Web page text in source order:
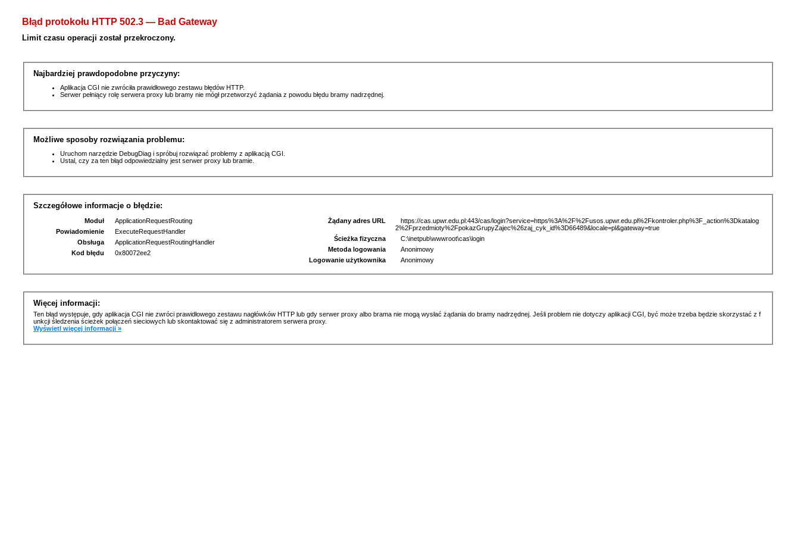
Błąd protokołu HTTP 502.3 — Bad Gateway
Limit czasu operacji został przekroczony.
Najbardziej prawdopodobne przyczyny:
Aplikacja CGI nie zwróciła prawidłowego zestawu błędów HTTP.
Serwer pełniący rolę serwera proxy lub bramy nie mógł przetworzyć żądania z powodu błędu bramy nadrzędnej.
Możliwe sposoby rozwiązania problemu:
Uruchom narzędzie DebugDiag i spróbuj rozwiązać problemy z aplikacją CGI.
Ustal, czy za ten błąd odpowiedzialny jest serwer proxy lub bramie.
Szczegółowe informacje o błędzie:
Moduł
ApplicationRequestRouting
Powiadomienie
ExecuteRequestHandler
Obsługa
ApplicationRequestRoutingHandler
Kod błędu
0x80072ee2
Żądany adres URL
https://cas.upwr.edu.pl:443/cas/login?service=https%3A%2F%2Fusos.upwr.edu.pl%2Fkontroler.php%3F_action%3Dkatalog
2%2Fprzedmioty%2FpokazGrupyZajec%26zaj_cyk_id%3D66489&locale=pl&gateway=true
Ścieżka fizyczna
C:\inetpub\wwwroot\cas\login
Metoda logowania
Anonimowy
Logowanie użytkownika
Anonimowy
Więcej informacji:
Ten błąd występuje, gdy aplikacja CGI nie zwróci prawidłowego zestawu nagłówków HTTP lub gdy serwer proxy albo brama nie mogą wysłać żądania do bramy nadrzędnej. Jeśli problem nie dotyczy aplikacji CGI, być może trzeba będzie skorzystać z f
unkcji śledzenia ścieżek połączeń sieciowych lub skontaktować się z administratorem serwera proxy.
Wyświetl więcej informacji »